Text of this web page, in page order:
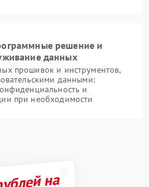
решение и
данных
прошивок и инструментов,
данными:
и
при необходимости